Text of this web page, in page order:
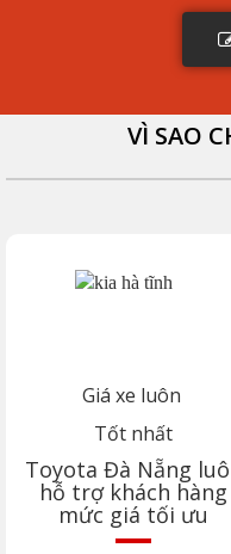
VÌ SAO
Giá xe luôn
Tốt nhất
Toyota Đà Nẵng
hỗ trợ khách hàng
mức giá tối ưu